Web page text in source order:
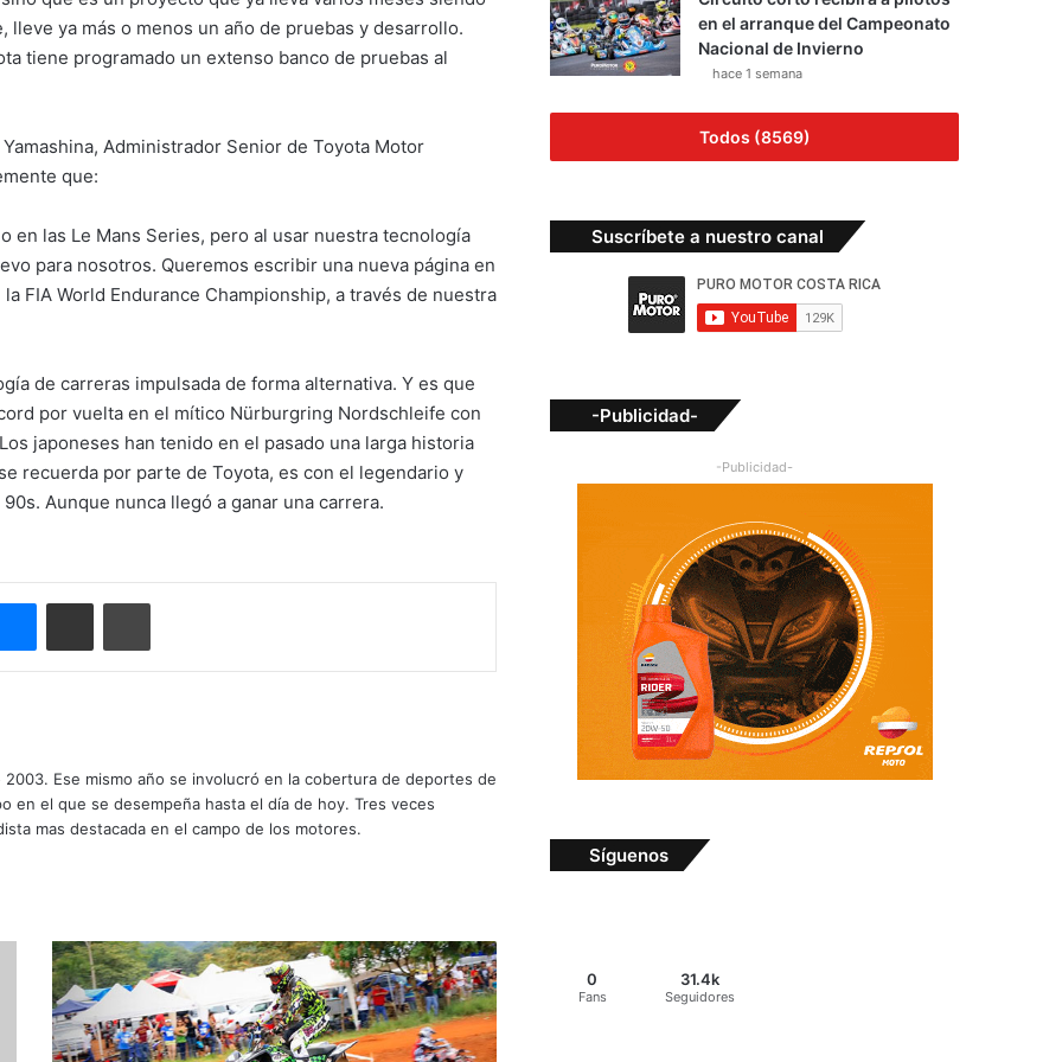
ya más o menos un año de pruebas y desarrollo.
tiene programado un extenso banco de pruebas al
Administrador Senior de Toyota Motor
que:
en las Le Mans Series, pero al usar nuestra tecnología
para nosotros. Queremos escribir una nueva página en
FIA World Endurance Championship, a través de nuestra
de carreras impulsada de forma alternativa. Y es que
por vuelta en el mítico Nürburgring Nordschleife con
japoneses han tenido en el pasado una larga historia
recuerda por parte de Toyota, es con el legendario y
Aunque nunca llegó a ganar una carrera.
Ese mismo año se involucró en la cobertura de deportes de
en el que se desempeña hasta el día de hoy. Tres veces
mas destacada en el campo de los motores.
D
o
b
l
e
en el arranque del Campeonato
Nacional de Invierno
hace 1 semana
Todos (8569)
Suscríbete a nuestro canal
-Publicidad-
-Publicidad-
Síguenos
0
Fans
31.4k
Seguidores